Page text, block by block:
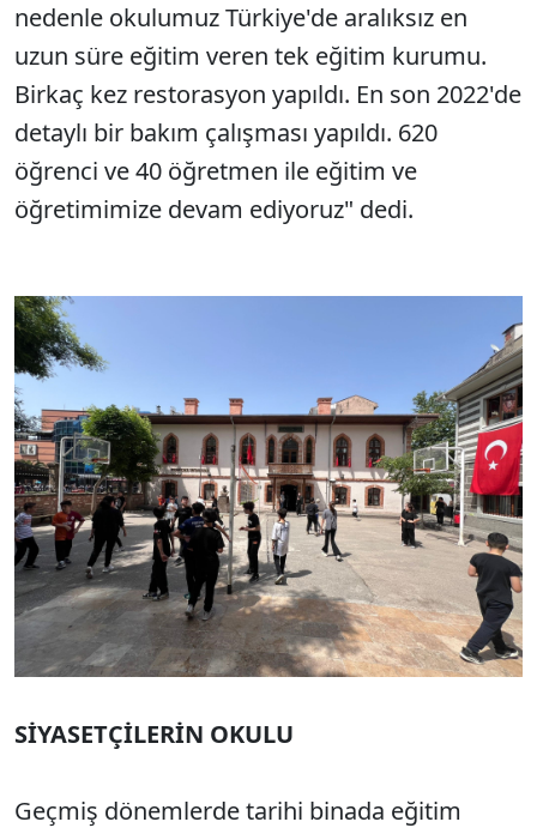
nedenle okulumuz Türkiye'de aralıksız en
uzun süre eğitim veren tek eğitim kurumu.
Birkaç kez restorasyon yapıldı. En son 2022'de
detaylı bir bakım çalışması yapıldı. 620
öğrenci ve 40 öğretmen ile eğitim ve
öğretimimize devam ediyoruz" dedi.
SİYASETÇİLERİN OKULU
Geçmiş dönemlerde tarihi binada eğitim